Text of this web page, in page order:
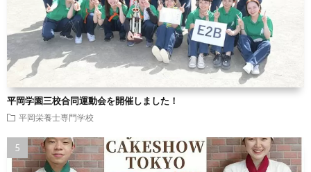
平岡学園三校合同運動会を開催しました！
平岡栄養士専門学校